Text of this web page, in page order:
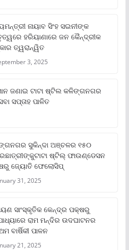
ନାୟାବ ସିଂହ ସଇନୀଙ୍କ
ହରିୟାଣାରେ ଜନ କୈନ୍ଦ୍ରୀକ
ତ୍ୱରାନ୍ୱିତ
3, 2025
ଜଣାଇ ଟାଟା ଷ୍ଟିଲ କଳିଙ୍ଗନଗର
ସପ୍ତାହ ପାଳିତ
ସୁକିନ୍ଦା ଅଞ୍ଚଳର ୧୫୦
ଷ୍ଟିଲ୍ ଫାଉଣ୍ଡେସନ
ଜ୍ୟୋତି ଫେଲୋସିପ୍‌
31, 2025
ସାଂସ୍କୃତିକ କେନ୍ଦ୍ର ପକ୍ଷରୁ
ରାମ ମନ୍ଦିର ଉଦଘାଟନର
ବାର୍ଷିକୀ ପାଳନ
21, 2025